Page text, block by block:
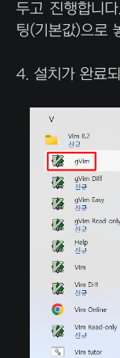
두고 진행합니
팅(기본값)으로
4. 설치가 완료